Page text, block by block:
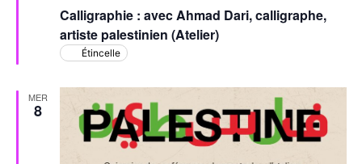
Calligraphie : avec Ahmad Dari, calligraphe,
artiste palestinien (Atelier)
Étincelle
MER
8